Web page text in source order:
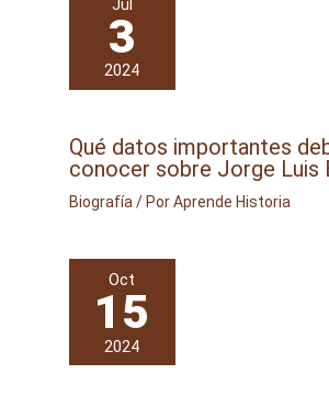
3
2024
Qué datos importantes
conocer sobre Jorge Luis
Biografía/ PorAprende Historia
Oct
15
2024